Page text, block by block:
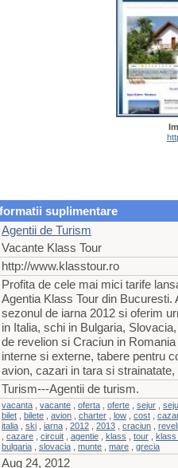
suplimentare
Agentii de Turism
Vacante Klass Tour
http://www.klasstour.ro
Profita de cele mai mici tarife
Agentia Klass Tour din Bucuresti.
sezonul de iarna 2012 si oferim
in Italia, schi in Bulgaria,
de revelion si Craciun in
interne si externe, tabere pentru
avion, cazari in tara si
Turism---Agentii de turism.
vacanta vacante oferta oferte sejur
bilet
bilete avion charter low cost
italia
ski iarna 2012 2013 craciun
cazare circuit agentie klass tour
klass
bulgaria
slovacia munte mare
grecia
Aug 24, 2012